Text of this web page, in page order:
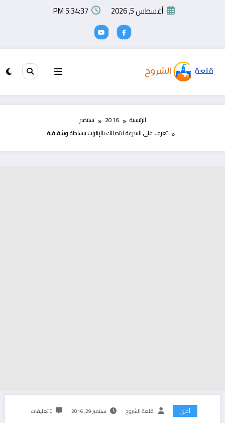
أغسطس 5, 2026 5:34:37 PM
الرئيسية 2016
سبتمبر
تعرف على السرعة لاتصالك بالإنترنت ببساطة وشفافية
أخرى قلعة الشروح سبتمبر 29, 2016 0 تعليقات